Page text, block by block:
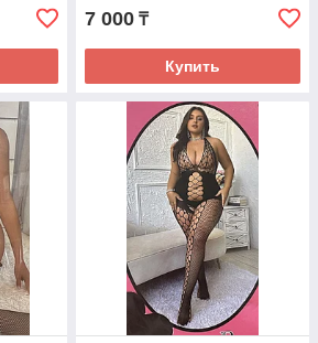
7 000 ₸
Купить